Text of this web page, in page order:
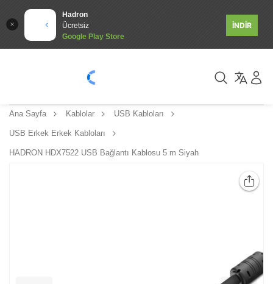
Hadron
Ücretsiz
Google Play Store
İNDİR
Ana Sayfa Kablolar USB Kabloları
USB Erkek Erkek Kabloları
HADRON HDX7522 USB Bağlantı Kablosu 5 m Siyah